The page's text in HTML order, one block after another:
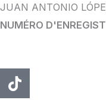
JUAN ANTONIO
NUMÉRO
TIC
Tac
Instagram
Youtube
Facebook
WhatsApp